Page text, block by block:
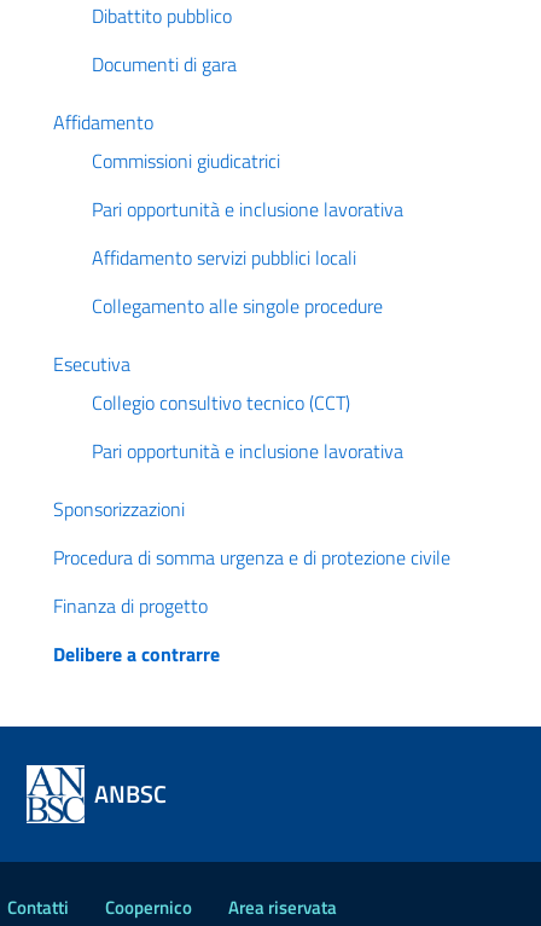
Dibattito pubblico
Documenti di gara
Affidamento
Commissioni giudicatrici
Pari opportunità e inclusione lavorativa
Affidamento servizi pubblici locali
Collegamento alle singole procedure
Esecutiva
Collegio consultivo tecnico (CCT)
Pari opportunità e inclusione lavorativa
Sponsorizzazioni
Procedura di somma urgenza e di protezione civile
Finanza di progetto
Delibere a contrarre
ANBSC
Contatti Coopernico Area riservata